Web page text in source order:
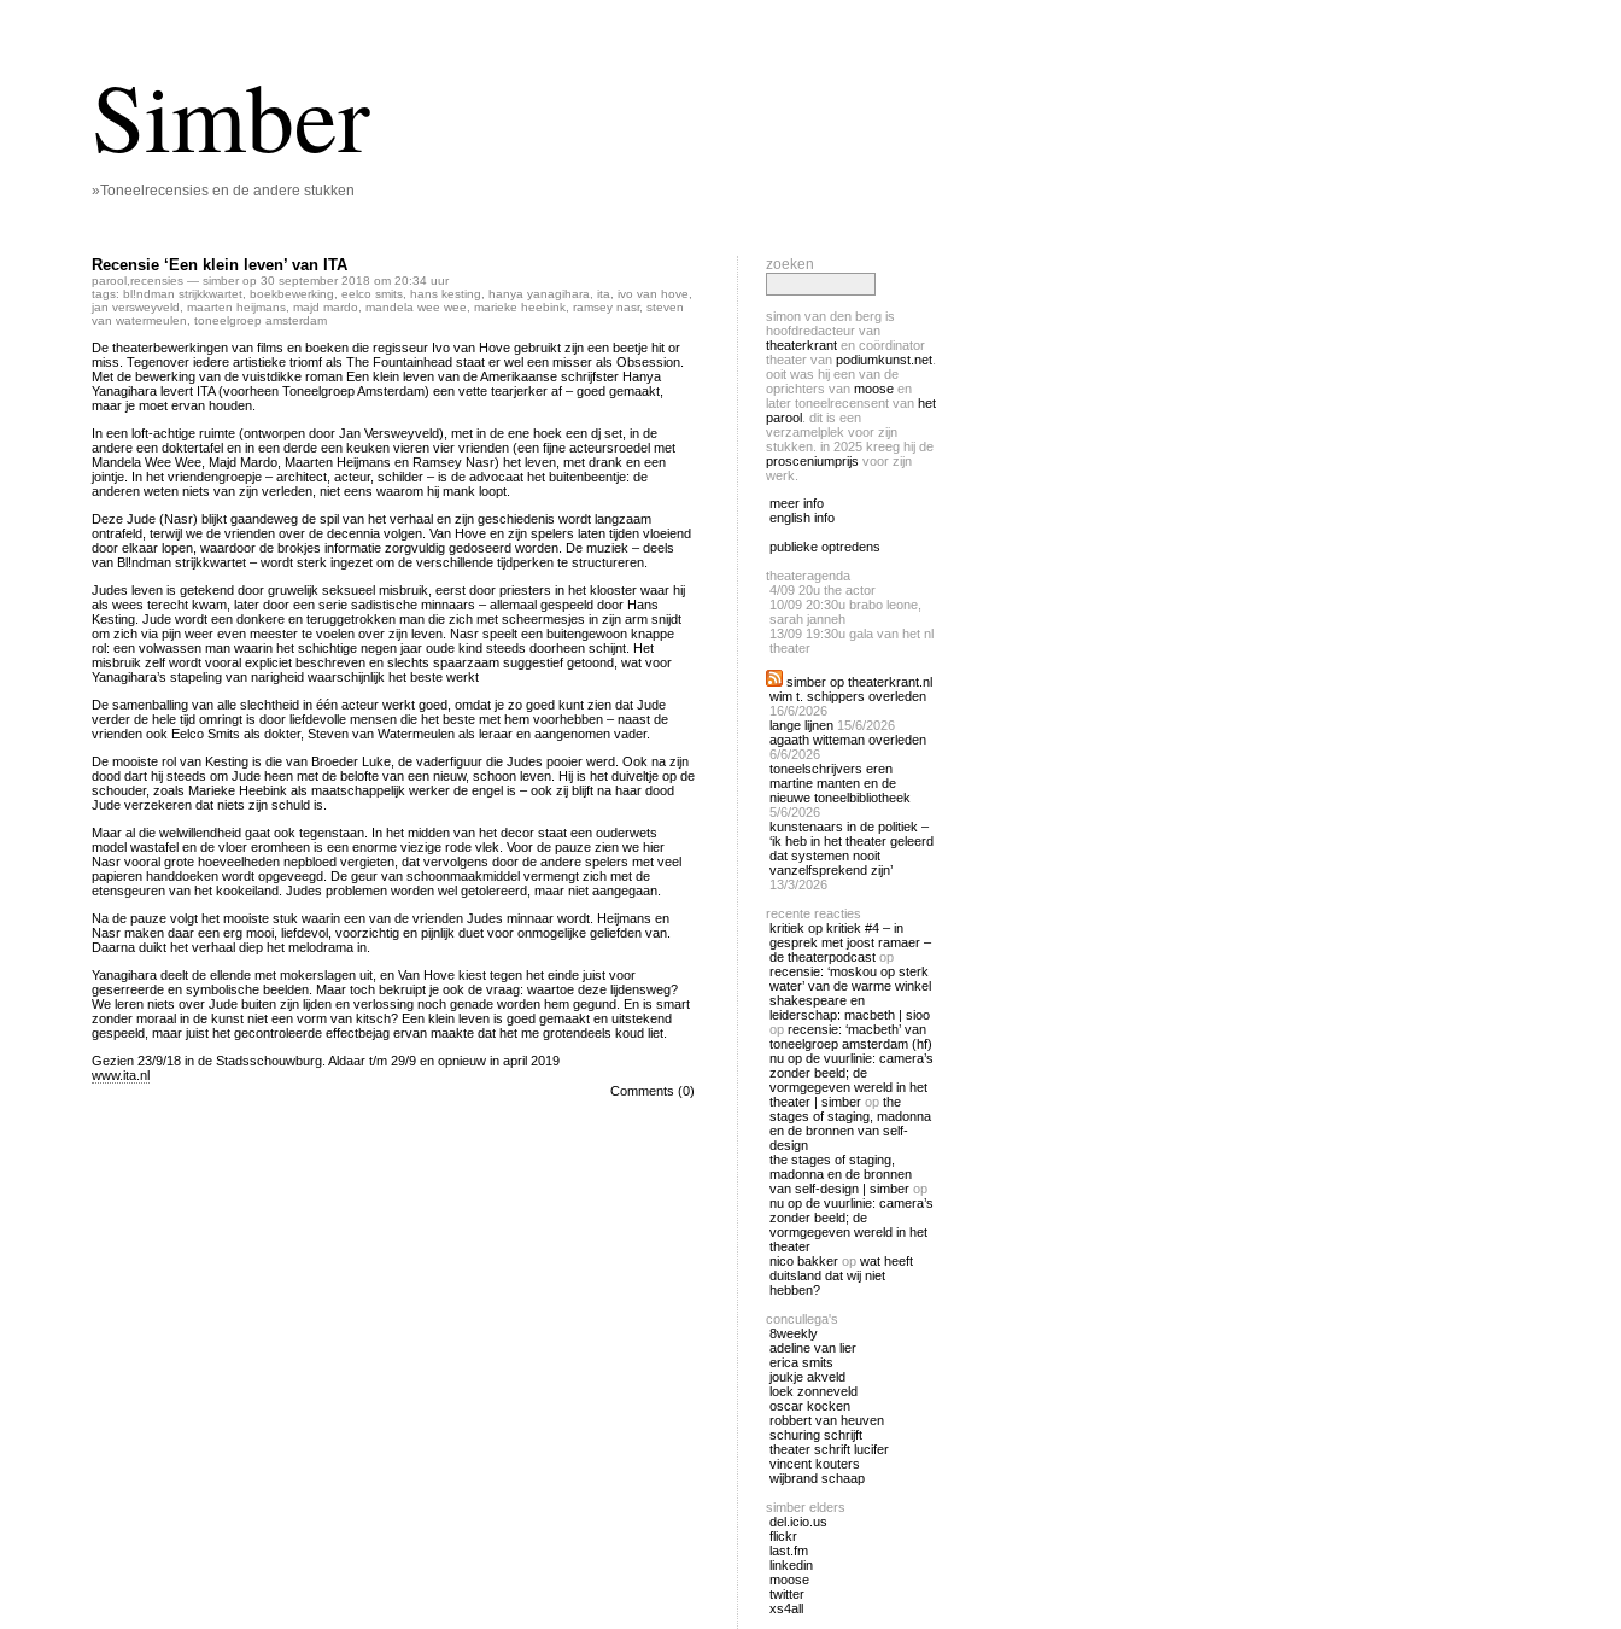
Simber
»Toneelrecensies en de andere stukken
Recensie ‘Een klein leven’ van ITA
parool recensies — simber op 30 september 2018 om 20:34 uur
tags: bl!ndman strijkkwartet boekbewerking eelco smits hans kesting hanya yanagihara ita ivo van hove
jan versweyveld
maarten heijmans majd mardo mandela wee wee marieke heebink ramsey nasr, steven
van watermeulen
toneelgroep amsterdam
De theaterbewerkingen van films en boeken die regisseur Ivo van Hove gebruikt zijn een beetje hit or
miss. Tegenover iedere artistieke triomf als The Fountainhead staat er wel een misser als Obsession.
Met de bewerking van de vuistdikke roman Een klein leven van de Amerikaanse schrijfster Hanya
Yanagihara levert ITA (voorheen Toneelgroep Amsterdam) een vette tearjerker af – goed gemaakt,
maar je moet ervan houden.
In een loft-achtige ruimte (ontworpen door Jan Versweyveld), met in de ene hoek een dj set, in de
andere een doktertafel en in een derde een keuken vieren vier vrienden (een fijne acteursroedel met
Mandela Wee Wee, Majd Mardo, Maarten Heijmans en Ramsey Nasr) het leven, met drank en een
jointje. In het vriendengroepje – architect, acteur, schilder – is de advocaat het buitenbeentje: de
anderen weten niets van zijn verleden, niet eens waarom hij mank loopt.
Deze Jude (Nasr) blijkt gaandeweg de spil van het verhaal en zijn geschiedenis wordt langzaam
ontrafeld, terwijl we de vrienden over de decennia volgen. Van Hove en zijn spelers laten tijden vloeiend
door elkaar lopen, waardoor de brokjes informatie zorgvuldig gedoseerd worden. De muziek – deels
van Bl!ndman strijkkwartet – wordt sterk ingezet om de verschillende tijdperken te structureren.
Judes leven is getekend door gruwelijk seksueel misbruik, eerst door priesters in het klooster waar hij
als wees terecht kwam, later door een serie sadistische minnaars – allemaal gespeeld door Hans
Kesting. Jude wordt een donkere en teruggetrokken man die zich met scheermesjes in zijn arm snijdt
om zich via pijn weer even meester te voelen over zijn leven. Nasr speelt een buitengewoon knappe
rol: een volwassen man waarin het schichtige negen jaar oude kind steeds doorheen schijnt. Het
misbruik zelf wordt vooral expliciet beschreven en slechts spaarzaam suggestief getoond, wat voor
Yanagihara’s stapeling van narigheid waarschijnlijk het beste werkt
De samenballing van alle slechtheid in één acteur werkt goed, omdat je zo goed kunt zien dat Jude
verder de hele tijd omringt is door liefdevolle mensen die het beste met hem voorhebben – naast de
vrienden ook Eelco Smits als dokter, Steven van Watermeulen als leraar en aangenomen vader.
De mooiste rol van Kesting is die van Broeder Luke, de vaderfiguur die Judes pooier werd. Ook na zijn
dood dart hij steeds om Jude heen met de belofte van een nieuw, schoon leven. Hij is het duiveltje op de
schouder, zoals Marieke Heebink als maatschappelijk werker de engel is – ook zij blijft na haar dood
Jude verzekeren dat niets zijn schuld is.
Maar al die welwillendheid gaat ook tegenstaan. In het midden van het decor staat een ouderwets
model wastafel en de vloer eromheen is een enorme viezige rode vlek. Voor de pauze zien we hier
Nasr vooral grote hoeveelheden nepbloed vergieten, dat vervolgens door de andere spelers met veel
papieren handdoeken wordt opgeveegd. De geur van schoonmaakmiddel vermengt zich met de
etensgeuren van het kookeiland. Judes problemen worden wel getolereerd, maar niet aangegaan.
Na de pauze volgt het mooiste stuk waarin een van de vrienden Judes minnaar wordt. Heijmans en
Nasr maken daar een erg mooi, liefdevol, voorzichtig en pijnlijk duet voor onmogelijke geliefden van.
Daarna duikt het verhaal diep het melodrama in.
Yanagihara deelt de ellende met mokerslagen uit, en Van Hove kiest tegen het einde juist voor
geserreerde en symbolische beelden. Maar toch bekruipt je ook de vraag: waartoe deze lijdensweg?
We leren niets over Jude buiten zijn lijden en verlossing noch genade worden hem gegund. En is smart
zonder moraal in de kunst niet een vorm van kitsch? Een klein leven is goed gemaakt en uitstekend
gespeeld, maar juist het gecontroleerde effectbejag ervan maakte dat het me grotendeels koud liet.
Gezien 23/9/18 in de Stadsschouwburg. Aldaar t/m 29/9 en opnieuw in april 2019
www.ita.nl
Comments (0)
zoeken
simon van den berg is
hoofdredacteur van
theaterkrant en coördinator
theater van podiumkunst.net
ooit was hij een van de
oprichters van moose en
later toneelrecensent van het
parool . dit is een
verzamelplek voor zijn
stukken. in 2025 kreeg hij de
prosceniumprijs voor zijn
werk.
meer info
english info
publieke optredens
theateragenda
4/09 20u the actor
10/09 20:30u brabo leone,
sarah janneh
13/09 19:30u gala van het nl
theater
simber op theaterkrant.nl
wim t. schippers overleden
16/6/2026
lange lijnen 15/6/2026
agaath witteman overleden
6/6/2026
toneelschrijvers eren
martine manten en de
nieuwe toneelbibliotheek
5/6/2026
kunstenaars in de politiek –
‘ik heb in het theater geleerd
dat systemen nooit
vanzelfsprekend zijn’
13/3/2026
recente reacties
kritiek op kritiek #4 – in
gesprek met joost ramaer –
de theaterpodcast op
recensie: ‘moskou op sterk
water’ van de warme winkel
shakespeare en
leiderschap: macbeth | sioo
op recensie: ‘macbeth’ van
toneelgroep amsterdam (hf)
nu op de vuurlinie: camera’s
zonder beeld; de
vormgegeven wereld in het
theater | simber op the
stages of staging, madonna
en de bronnen van self-
design
the stages of staging,
madonna en de bronnen
van self-design | simber op
nu op de vuurlinie: camera’s
zonder beeld; de
vormgegeven wereld in het
theater
nico bakker op wat heeft
duitsland dat wij niet
hebben?
concullega's
8weekly
adeline van lier
erica smits
joukje akveld
loek zonneveld
oscar kocken
robbert van heuven
schuring schrijft
theater schrift lucifer
vincent kouters
wijbrand schaap
simber elders
del.icio.us
flickr
last.fm
linkedin
moose
twitter
xs4all